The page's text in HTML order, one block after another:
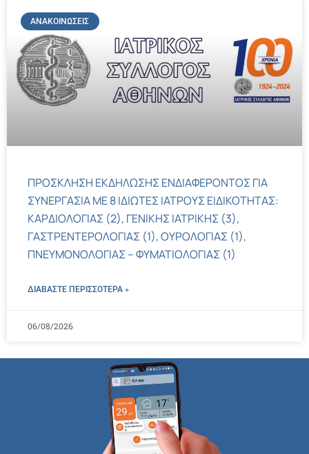
ΑΝΑΚΟΙΝΏΣΕΙΣ
ΠΡΟΣΚΛΗΣΗ ΕΚΔΗΛΩΣΗΣ ΕΝΔΙΑΦΕΡΟΝΤΟΣ ΓΙΑ
ΣΥΝΕΡΓΑΣΙΑ ΜΕ 8 ΙΔΙΩΤΕΣ ΙΑΤΡΟΥΣ ΕΙΔΙΚΟΤΗΤΑΣ:
ΚΑΡΔΙΟΛΟΓΙΑΣ (2), ΓΕΝΙΚΗΣ ΙΑΤΡΙΚΗΣ (3),
ΓΑΣΤΡΕΝΤΕΡΟΛΟΓΙΑΣ (1), ΟΥΡΟΛΟΓΙΑΣ (1),
ΠΝΕΥΜΟΝΟΛΟΓΙΑΣ – ΦΥΜΑΤΙΟΛΟΓΙΑΣ (1)
ΔΙΑΒΑΣΤΕ ΠΕΡΙΣΣΌΤΕΡΑ »
06/08/2026